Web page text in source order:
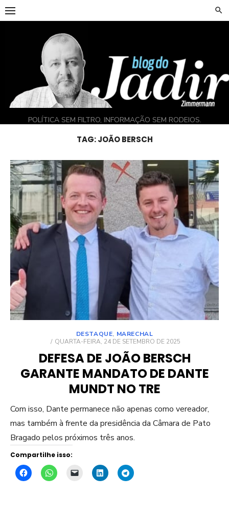
Skip
to
POLÍTICA SEM FILTRO, INFORMAÇÃO SEM RODEIOS.
TAG:JOÃO BERSCH
DESTAQUE, MARECHAL
POSTED
QUARTA-FEIRA, 24 DE SETEMBRO DE 2025
DEFESA DE JOÃO BERSCH
GARANTE MANDATO DE DANTE
MUNDT NO TRE
Com isso, Dante permanece não apenas como vereador,
mas também à frente da presidência da Câmara de Pato
Bragado pelos próximos três anos.
Compartilhe isso: